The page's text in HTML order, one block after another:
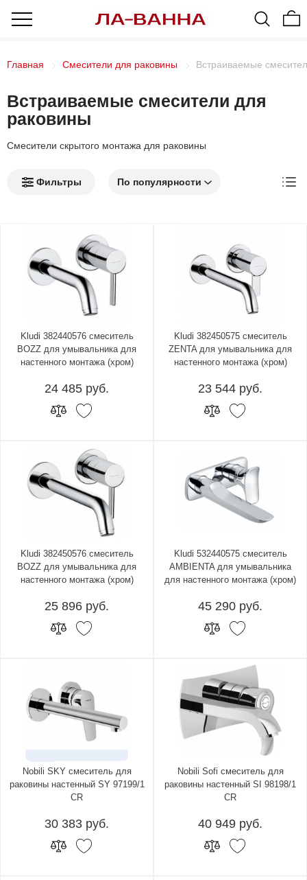
Главная Смесители для раковины Встраиваемые
Встраиваемые смесители для
раковины
Смесители скрытого монтажа для раковины
Фильтры
Kludi 382440576 смеситель
BOZZ для умывальника для
настенного монтажа (хром)
24 485 руб.
Kludi 382450575 смеситель
ZENTA для умывальника для
настенного монтажа (хром)
23 544 руб.
Kludi 382450576 смеситель
BOZZ для умывальника для
настенного монтажа (хром)
25 896 руб.
Kludi 532440575 смеситель
AMBIENTA для умывальника
для настенного монтажа (хром)
45 290 руб.
Nobili SKY смеситель для
раковины настенный SY 97199/1
CR
30 383 руб.
Nobili Sofi смеситель для
раковины настенный SI 98198/1
CR
40 949 руб.